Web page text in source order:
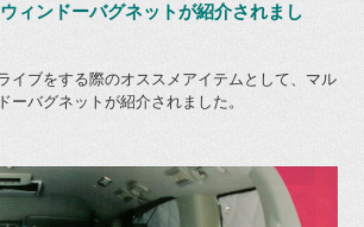
ィンドーバグネットが紹介されまし
イブをする際のオススメアイテムとして、マル
ーバグネットが紹介されました。